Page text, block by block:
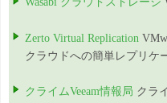
Zerto Virtual Replication
クラウドへの簡単レプリケ
クライムVeeam情報局 クラ